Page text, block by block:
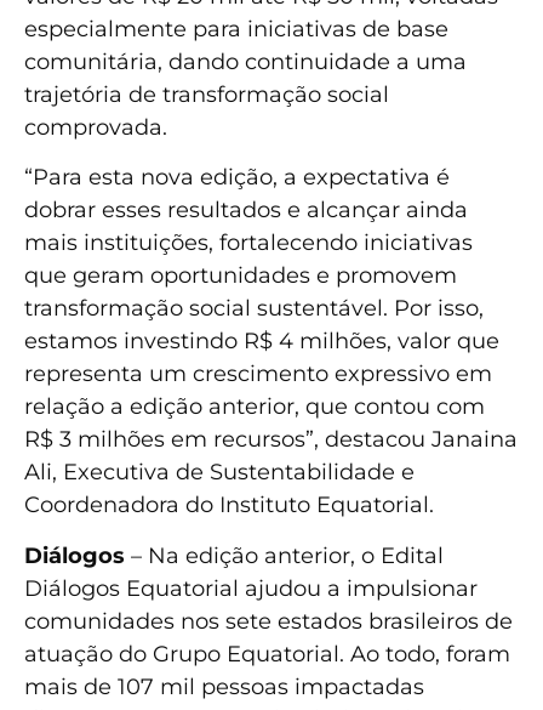
especialmente para iniciativas de base
comunitária, dando continuidade a uma
trajetória de transformação social
comprovada.
“Para esta nova edição, a expectativa é
dobrar esses resultados e alcançar ainda
mais instituições, fortalecendo iniciativas
que geram oportunidades e promovem
transformação social sustentável. Por isso,
estamos investindo R$ 4 milhões, valor que
representa um crescimento expressivo em
relação a edição anterior, que contou com
R$ 3 milhões em recursos”, destacou Janaina
Ali, Executiva de Sustentabilidade e
Coordenadora do Instituto Equatorial.
Diálogos – Na edição anterior, o Edital
Diálogos Equatorial ajudou a impulsionar
comunidades nos sete estados brasileiros de
atuação do Grupo Equatorial. Ao todo, foram
mais de 107 mil pessoas impactadas